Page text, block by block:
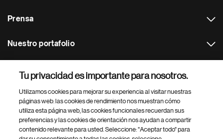
Prensa
Nuestro portafolio
Footer Site Search
Tu privacidad es importante para nosotros.
Utilizamos cookies para mejorar su experiencia al visitar nuestras
páginas web: las cookies de rendimiento nos muestran cómo
utiliza esta página web, las cookies funcionales recuerdan sus
preferencias y las cookies de orientación nos ayudan a compartir
contenido relevante para usted. Seleccione: "Aceptar todo" para